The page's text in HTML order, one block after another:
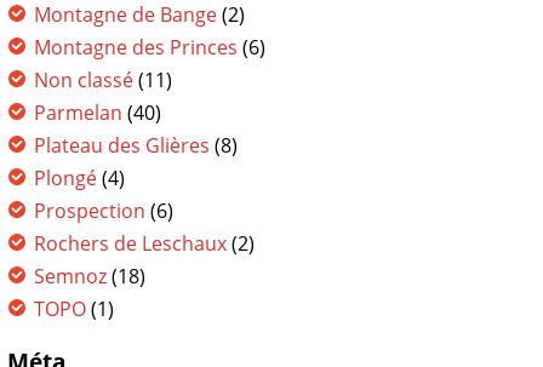
Montagne de Bange(2)
Montagne des Princes (6)
Non classé(11)
Parmelan (40)
Plateau des Glières (8)
Plongé(4)
Prospection (6)
Rochers de Leschaux(2)
Semnoz(18)
TOPO(1)